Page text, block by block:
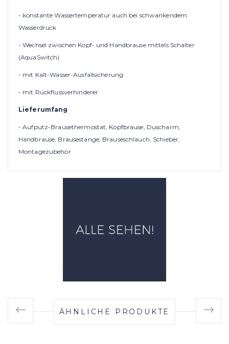
- konstante Wassertemperatur auch bei schwankendem
Wasserdruck
- Wechsel zwischen Kopf- und Handbrause mittels Schalter
(AquaSwitch)
- mit Kalt-Wasser-Ausfallsicherung
- mit Rückflussverhinderer
Lieferumfang
- Aufputz-Brausethermostat, Kopfbrause, Duscharm,
Handbrause, Brausestange, Brauseschlauch, Schieber,
Montagezubehör
ÄHNLICHE PRODUKTE